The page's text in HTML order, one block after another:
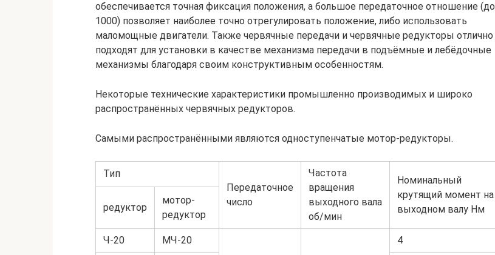
обеспечивается точная фиксация положения, а большое передаточное отношение (до
1000) позволяет наиболее точно отрегулировать положение, либо использовать
маломощные двигатели. Также червячные передачи и червячные редукторы отлично
подходят для установки в качестве механизма передачи в подъёмные и лебёдочные
механизмы благодаря своим конструктивным особенностям.
Некоторые технические характеристики промышленно производимых и широко
распространённых червячных редукторов.
Самыми распространёнными являются одноступенчатые мотор-редукторы.
Тип
Передаточное
число
Частота
вращения
выходного вала
об/мин
Номинальный
крутящий момент на
выходном валу Нм
редуктор
мотор-
редуктор
Ч-20 МЧ-20 4